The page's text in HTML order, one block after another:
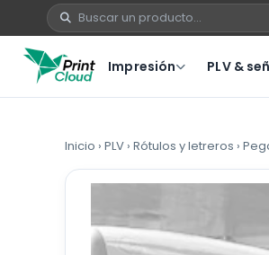
Impresión PLV &
Inicio › PLV › Rótulos y letreros ›